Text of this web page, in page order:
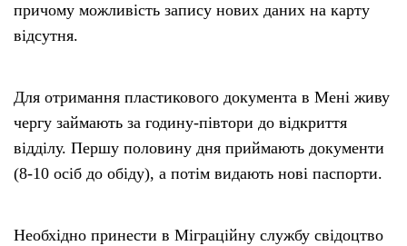
причому можливість запису нових даних на карту
відсутня.
Для отримання пластикового документа в Мені живу
чергу займають за годину-півтори до відкриття
відділу. Першу половину дня приймають документи
(8-10 осіб до обіду), а потім видають нові паспорти.
Необхідно принести в Міграційну службу свідоцтво